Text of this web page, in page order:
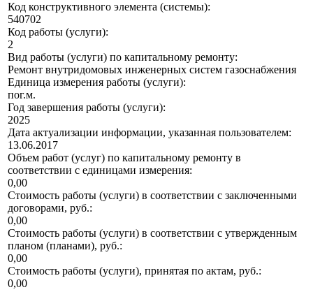
Код конструктивного элемента (системы):
540702
Код работы (услуги):
2
Вид работы (услуги) по капитальному ремонту:
Ремонт внутридомовых инженерных систем газоснабжения
Единица измерения работы (услуги):
пог.м.
Год завершения работы (услуги):
2025
Дата актуализации информации, указанная пользователем:
13.06.2017
Объем работ (услуг) по капитальному ремонту в
соответствии с единицами измерения:
0,00
Стоимость работы (услуги) в соответствии с заключенными
договорами, руб.:
0,00
Стоимость работы (услуги) в соответствии с утвержденным
планом (планами), руб.:
0,00
Стоимость работы (услуги), принятая по актам, руб.:
0,00